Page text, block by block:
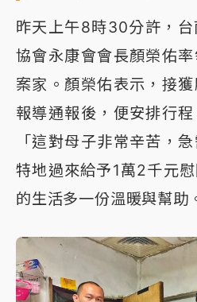
昨天上午8時30分許，
協會永康會會長顏榮佑
案家。顏榮佑表示，接獲
報導通報後，便安排行
「這對母子非常辛苦，
特地過來給予1萬2千元
的生活多一份溫暖與幫助